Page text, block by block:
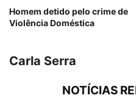
Homem detido pelo crime de
Violência Doméstica
Carla Serra
NOTÍCIAS